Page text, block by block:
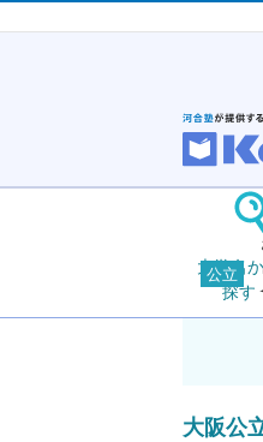
大学名
探す
公立
大阪公